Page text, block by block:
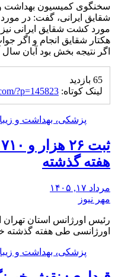
سخنگوی کمیسیون بهداشت
شقایق ایرانی، گفت: در
اگر نتیجه بخش بود آبان
65 بازدید
لینک کوتاه: ?p=145823
پزشکی، بهداشت و
هفته گذشته
مرداد ۱۷, ۱۴۰۵
مهر نیوز
اورژانسی طی هفته گذشته
پزشکی، بهداشت و